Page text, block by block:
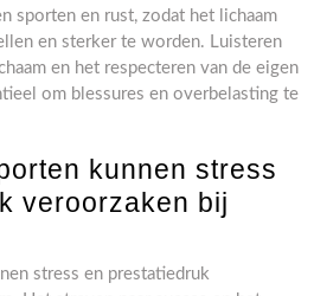
sporten en rust, zodat het lichaam
en sterker te worden. Luisteren
en het respecteren van de eigen
om blessures en overbelasting te
kunnen stress
veroorzaken bij
stress en prestatiedruk